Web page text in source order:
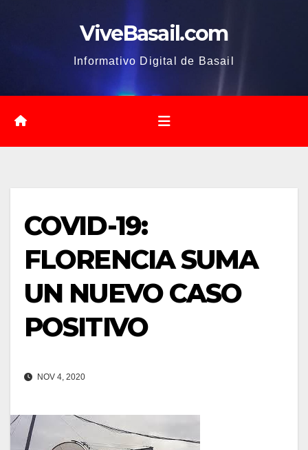
ViveBasail.com
Informativo Digital de Basail
COVID-19:
FLORENCIA SUMA
UN NUEVO CASO
POSITIVO
NOV 4, 2020